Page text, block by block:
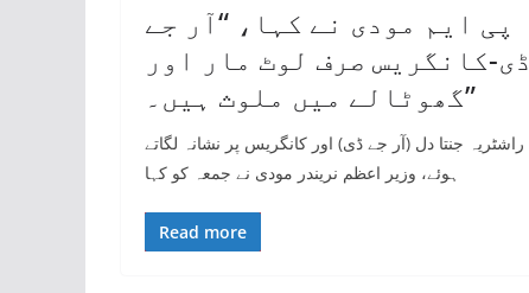
پی ایم مودی نے کہا، “آر جے
ڈی-کانگریس صرف لوٹ مار اور
گھوٹالے میں ملوث ہیں۔”
راشٹریہ جنتا دل (آر جے ڈی) اور کانگریس پر نشانہ لگاتے
ہوئے، وزیر اعظم نریندر مودی نے جمعہ کو کہا
Read more